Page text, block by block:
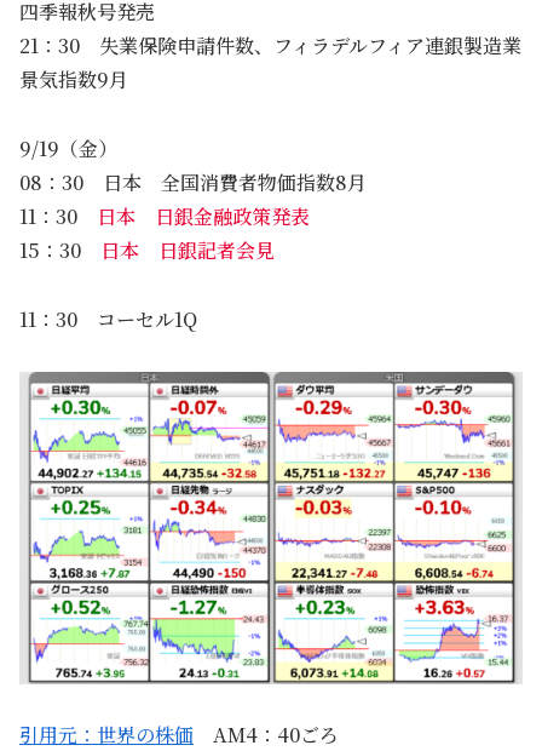
四季報秋号発売
21：30 失業保険申請件数、フィラデルフィア連銀製造業
景気指数9月
9/19（金）
08：30 日本 全国消費者物価指数8月
11：30
日本 日銀金融政策発表
15：30
日本 日銀記者会見
11：30 コーセル1Q
引用元：世界の株価 AM4：40ごろ